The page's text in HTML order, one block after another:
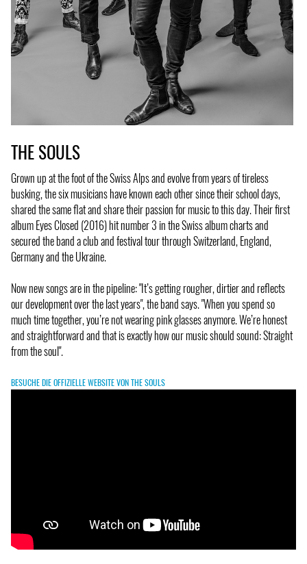
THE SOULS
Grown up at the foot of the Swiss Alps and evolve from years of tireless
busking, the six musicians have known each other since their school days,
shared the same flat and share their passion for music to this day. Their first
album Eyes Closed (2016) hit number 3 in the Swiss album charts and
secured the band a club and festival tour through Switzerland, England,
Germany and the Ukraine.
Now new songs are in the pipeline: "It’s getting rougher, dirtier and reflects
our development over the last years", the band says. "When you spend so
much time together, you’re not wearing pink glasses anymore. We’re honest
and straightforward and that is exactly how our music should sound: Straight
from the soul".
BESUCHE DIE OFFIZIELLE WEBSITE VON THE SOULS